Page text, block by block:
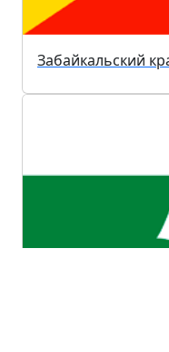
Забайкальский